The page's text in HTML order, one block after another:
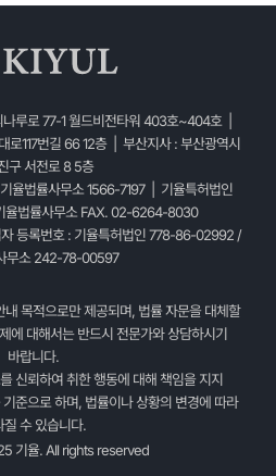
루로 77-1 월드비전타워 403호~404호 |
로117번길 66 12층 | 부산지사 : 부산광역시
구 서전로 8 5층
율법률사무소 1566-7197 | 기율특허법인
법률사무소 FAX. 02-6264-8030
등록번호 : 기율특허법인 778-86-02992 /
무소 242-78-00597
목적으로만 제공되며, 법률 자문을 대체할
에 대해서는 반드시 전문가와 상담하시기
바랍니다.
신뢰하여 취한 행동에 대해 책임을 지지
준으로 하며, 법률이나 상황의 변경에 따라
질 수 있습니다.
기율. All rights reserved